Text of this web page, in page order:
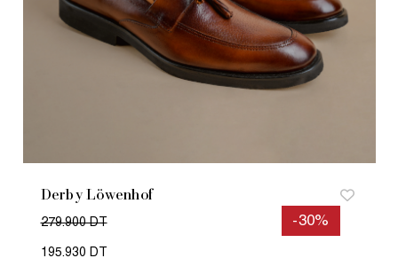
Derby Löwenhof
-30%
279.900 DT
195.930 DT